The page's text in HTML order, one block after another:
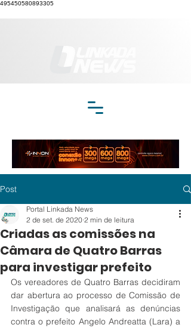
495450580893305
Post
Criadas as comissões na
Câmara de Quatro Barras
para investigar prefeito
Portal Linkada News
2 de set. de 2020 2 min de leitura
Os vereadores de Quatro Barras decidiram
dar abertura ao processo de Comissão de
Investigação que analisará as denúncias
contra o prefeito Angelo Andreatta (Lara) a